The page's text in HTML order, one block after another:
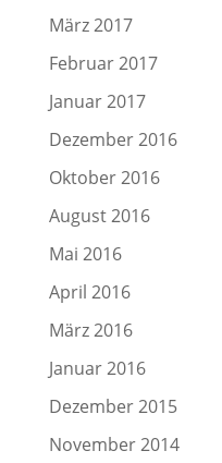
März 2017
Februar 2017
Januar 2017
Dezember 2016
Oktober 2016
August 2016
Mai 2016
April 2016
März 2016
Januar 2016
Dezember 2015
November 2014